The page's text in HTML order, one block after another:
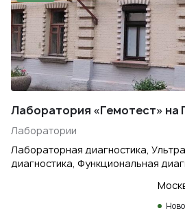
Лаборатория «Гемотест» на
Лаборатории
Лабораторная диагностика,
диагностика, Функциональная